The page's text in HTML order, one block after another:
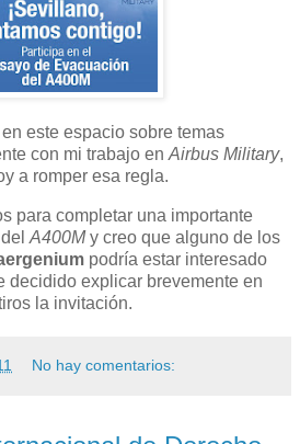
este espacio sobre temas
con mi trabajo en Airbus Military,
a romper esa regla.
para completar una importante
A400My creo que alguno de los
podría estar interesado
decidido explicar brevemente en
la invitación.
No hay comentarios: